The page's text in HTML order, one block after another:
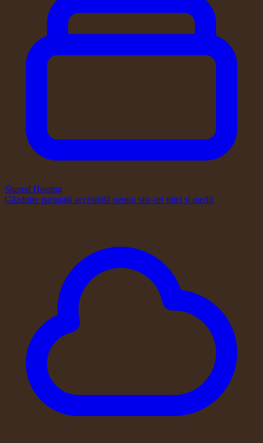
Shared Hosting
Găzduire partajată accesibilă pentru site-uri mici și medii